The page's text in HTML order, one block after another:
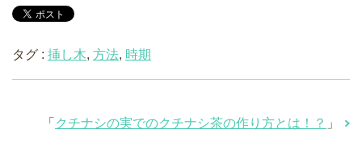
タグ : 挿し木, 方法, 時期
「 クチナシの実でのクチナシ茶の作り方とは！？ 」